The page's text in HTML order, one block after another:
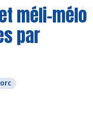
méli-mélo
par